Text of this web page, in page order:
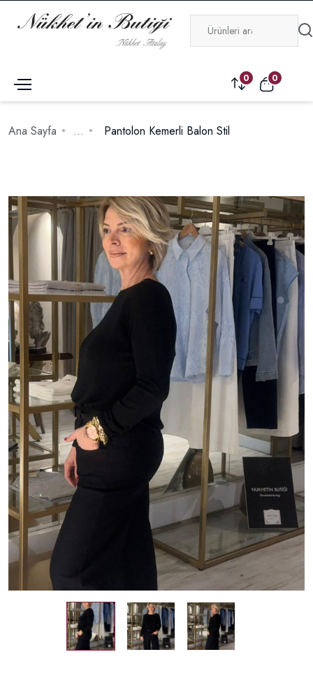
0 0
Ana Sayfa ... Pantolon Kemerli Balon Stil